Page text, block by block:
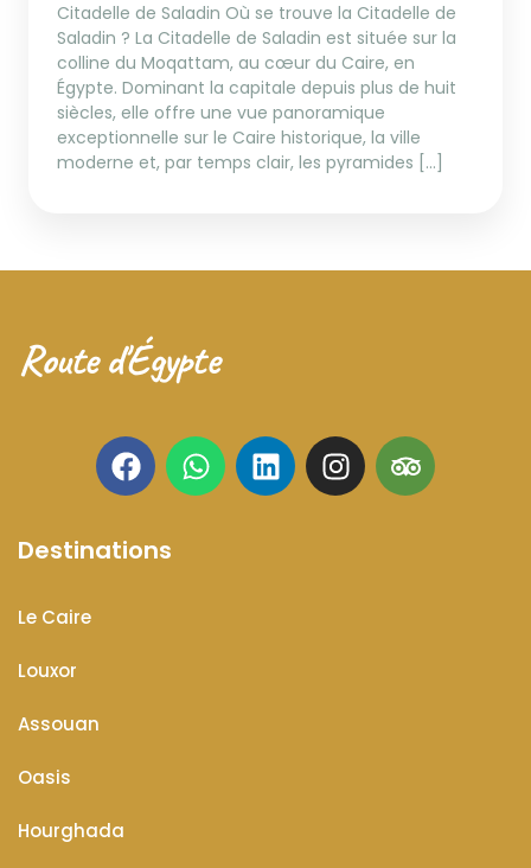
Citadelle de Saladin Où se trouve la Citadelle de
Saladin ? La Citadelle de Saladin est située sur la
colline du Moqattam, au cœur du Caire, en
Égypte. Dominant la capitale depuis plus de huit
siècles, elle offre une vue panoramique
exceptionnelle sur le Caire historique, la ville
moderne et, par temps clair, les pyramides […]
Route d'Égypte
Destinations
Le Caire
Louxor
Assouan
Oasis
Hourghada